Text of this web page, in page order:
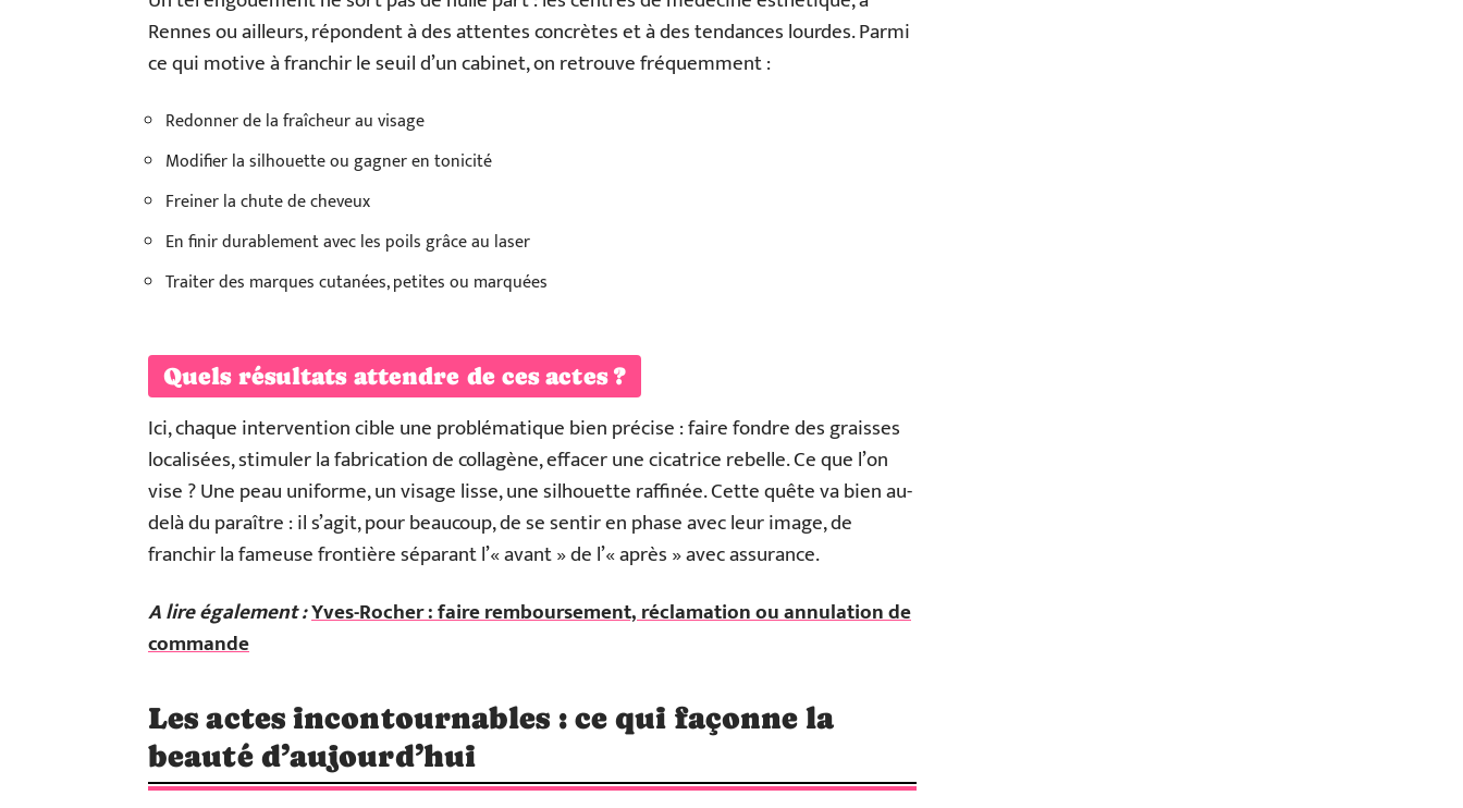
Rennes ou ailleurs, répondent à des attentes concrètes et à des tendances lourdes. Parmi
ce qui motive à franchir le seuil d’un cabinet, on retrouve fréquemment :
Redonner de la fraîcheur au visage
Modifier la silhouette ou gagner en tonicité
Freiner la chute de cheveux
En finir durablement avec les poils grâce au laser
Traiter des marques cutanées, petites ou marquées
Quels résultats attendre de ces actes ?
Ici, chaque intervention cible une problématique bien précise : faire fondre des graisses
localisées, stimuler la fabrication de collagène, effacer une cicatrice rebelle. Ce que l’on
vise ? Une peau uniforme, un visage lisse, une silhouette raffinée. Cette quête va bien au-
delà du paraître : il s’agit, pour beaucoup, de se sentir en phase avec leur image, de
franchir la fameuse frontière séparant l’« avant » de l’« après » avec assurance.
A lire également :Yves-Rocher : faire remboursement, réclamation ou annulation de
commande
Les actes incontournables : ce qui façonne la
beauté d’aujourd’hui